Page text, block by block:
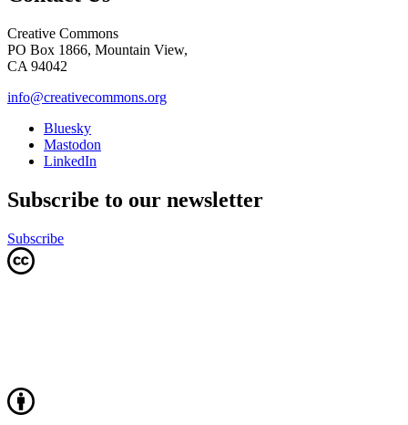
Creative Commons
PO Box 1866, Mountain View,
CA 94042
info@creativecommons.org
Bluesky
Mastodon
LinkedIn
Subscribe to our newsletter
Subscribe